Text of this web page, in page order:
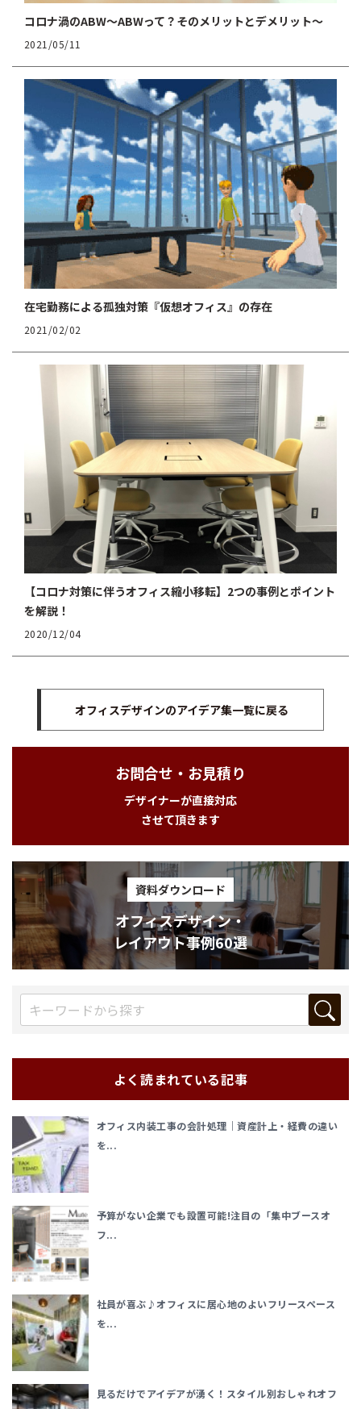
コロナ渦のABW〜ABWって？そのメリットとデメリット〜
2021/05/11
在宅勤務による孤独対策『仮想オフィス』の存在
2021/02/02
【コロナ対策に伴うオフィス縮小移転】2つの事例とポイント
を解説！
2020/12/04
オフィスデザインのアイデア集一覧に戻る
お問合せ・お見積り
デザイナーが直接対応
させて頂きます
資料ダウンロード
オフィスデザイン・
レイアウト事例60選
よく読まれている記事
オフィス内装工事の会計処理｜資産計上・経費の違い
を...
予算がない企業でも設置可能!注目の「集中ブースオ
フ...
社員が喜ぶ♪オフィスに居心地のよいフリースペース
を...
見るだけでアイデアが湧く！スタイル別おしゃれオフ